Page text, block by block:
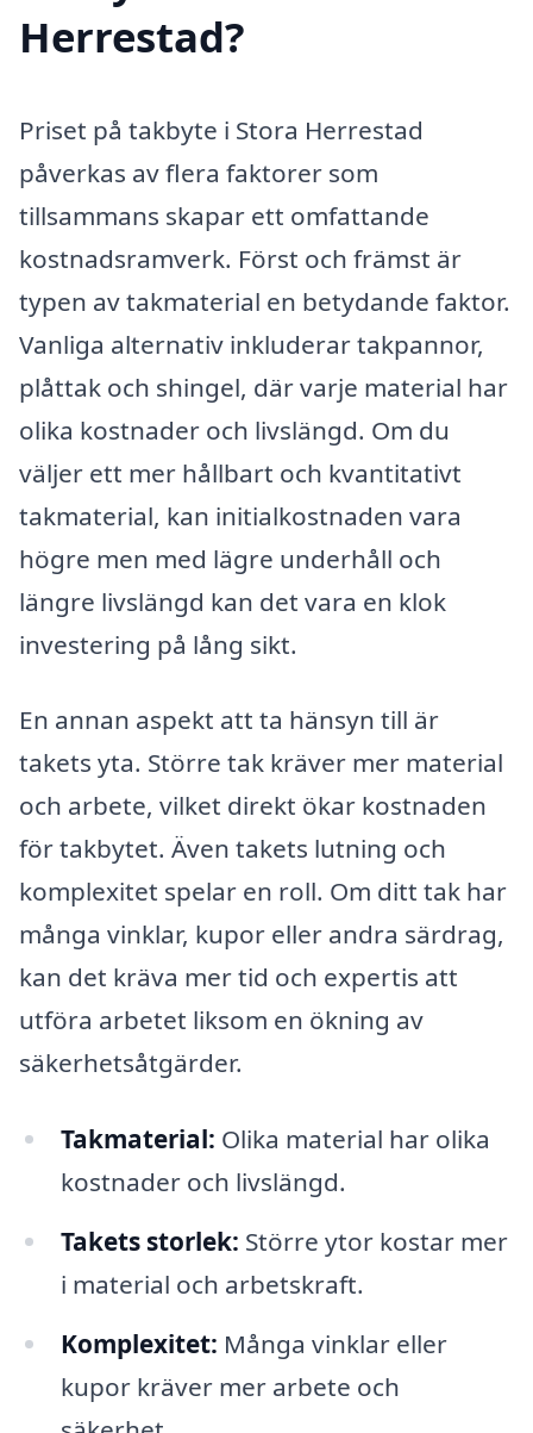
Herrestad?
Priset på takbyte i Stora Herrestad
påverkas av flera faktorer som
tillsammans skapar ett omfattande
kostnadsramverk. Först och främst är
typen av takmaterial en betydande faktor.
Vanliga alternativ inkluderar takpannor,
plåttak och shingel, där varje material har
olika kostnader och livslängd. Om du
väljer ett mer hållbart och kvantitativt
takmaterial, kan initialkostnaden vara
högre men med lägre underhåll och
längre livslängd kan det vara en klok
investering på lång sikt.
En annan aspekt att ta hänsyn till är
takets yta. Större tak kräver mer material
och arbete, vilket direkt ökar kostnaden
för takbytet. Även takets lutning och
komplexitet spelar en roll. Om ditt tak har
många vinklar, kupor eller andra särdrag,
kan det kräva mer tid och expertis att
utföra arbetet liksom en ökning av
säkerhetsåtgärder.
Takmaterial: Olika material har olika
kostnader och livslängd.
Takets storlek: Större ytor kostar mer
i material och arbetskraft.
Komplexitet: Många vinklar eller
kupor kräver mer arbete och